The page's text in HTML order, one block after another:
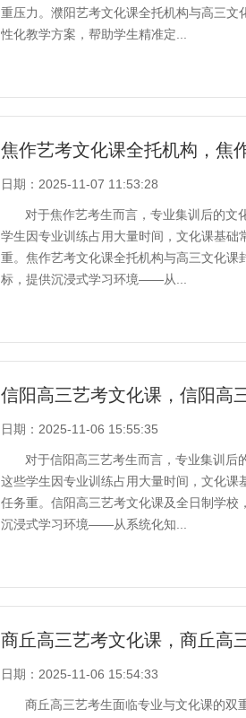
重压力。濮阳艺考文化课全托机构与高三文
性化教学方案，帮助学生精准定...
日期：2025-11-07 11:53:28
对于焦作艺考生而言，专业集训后的文
学生因专业训练占用大量时间，文化课基础
重。焦作艺考文化课全托机构与高三文化课
标，提供沉浸式学习环境——从...
日期：2025-11-06 15:55:35
对于信阳高三艺考生而言，专业集训后
这些学生因专业训练占用大量时间，文化课
任务重。信阳高三艺考文化课及全日制学校
沉浸式学习环境——从系统化知...
日期：2025-11-06 15:54:33
商丘高三艺考生面临专业与文化课的双